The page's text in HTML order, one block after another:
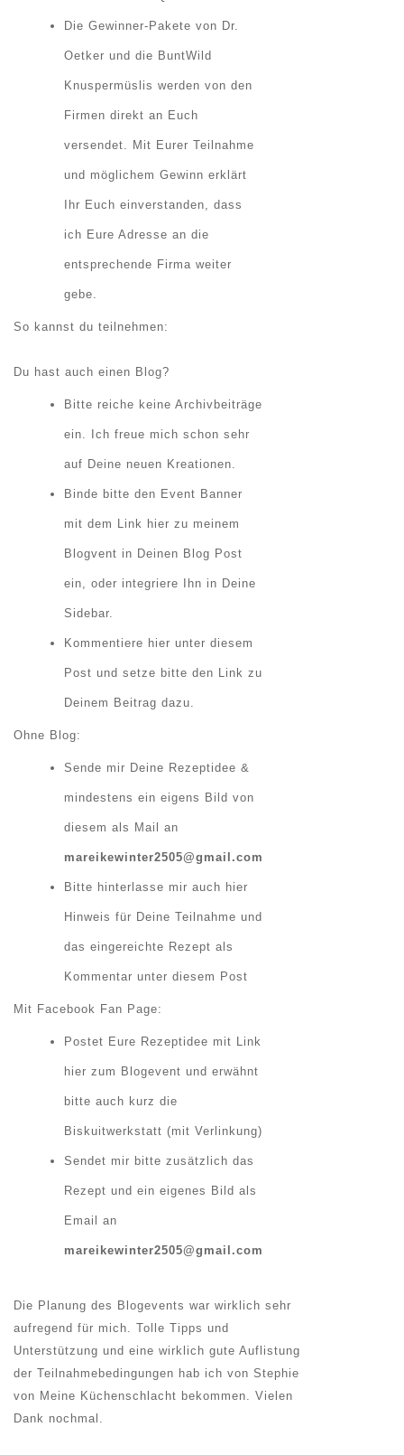
Die Gewinner-Pakete von Dr.
Oetker und die BuntWild
Knuspermüslis werden von den
Firmen direkt an Euch
versendet. Mit Eurer Teilnahme
und möglichem Gewinn erklärt
Ihr Euch einverstanden, dass
ich Eure Adresse an die
entsprechende Firma weiter
gebe.
So kannst du teilnehmen:
Du hast auch einen Blog?
Bitte reiche keine Archivbeiträge
ein. Ich freue mich schon sehr
auf Deine neuen Kreationen.
Binde bitte den Event Banner
mit dem Link hier zu meinem
Blogvent in Deinen Blog Post
ein, oder integriere Ihn in Deine
Sidebar.
Kommentiere hier unter diesem
Post und setze bitte den Link zu
Deinem Beitrag dazu.
Ohne Blog:
Sende mir Deine Rezeptidee &
mindestens ein eigens Bild von
diesem als Mail an
mareikewinter2505@gmail.com
Bitte hinterlasse mir auch hier
Hinweis für Deine Teilnahme und
das eingereichte Rezept als
Kommentar unter diesem Post
Mit Facebook Fan Page:
Postet Eure Rezeptidee mit Link
hier zum Blogevent und erwähnt
bitte auch kurz die
Biskuitwerkstatt (mit Verlinkung)
Sendet mir bitte zusätzlich das
Rezept und ein eigenes Bild als
Email an
mareikewinter2505@gmail.com
Die Planung des Blogevents war wirklich sehr
aufregend für mich. Tolle Tipps und
Unterstützung und eine wirklich gute Auflistung
der Teilnahmebedingungen hab ich von Stephie
von Meine Küchenschlacht bekommen. Vielen
Dank nochmal.